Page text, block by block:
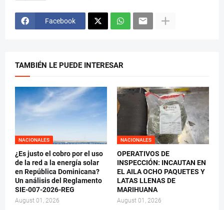
Facebook
TAMBIÉN LE PUEDE INTERESAR
NACIONALES
¿Es justo el cobro por el uso
de la red a la energía solar
en República Dominicana?
Un análisis del Reglamento
SIE-007-2026-REG
August 01, 2026
NACIONALES
OPERATIVOS DE
INSPECCIÓN: INCAUTAN EN
EL AILA OCHO PAQUETES Y
LATAS LLENAS DE
MARIHUANA
August 01, 2026